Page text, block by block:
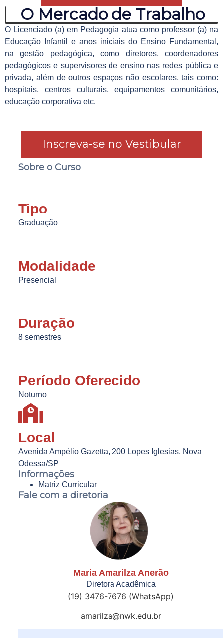
O Mercado de Trabalho
O Licenciado (a) em Pedagogia atua como professor (a) na
Educação Infantil e anos iniciais do Ensino Fundamental,
na gestão pedagógica, como diretores, coordenadores
pedagógicos e supervisores de ensino nas redes pública e
privada, além de outros espaços não escolares, tais como:
hospitais, centros culturais, equipamentos comunitários,
educação corporativa etc.
Inscreva-se no Vestibular
Sobre o Curso
Tipo
Graduação
Modalidade
Presencial
Duração
8 semestres
Período Oferecido
Noturno
Local
Avenida Ampélio Gazetta, 200 Lopes Iglesias, Nova
Odessa/SP
Informações
Matriz Curricular
Fale com a diretoria
Maria Amarilza Anerão
Diretora Acadêmica
(19) 3476-7676 (WhatsApp)
amarilza@nwk.edu.br